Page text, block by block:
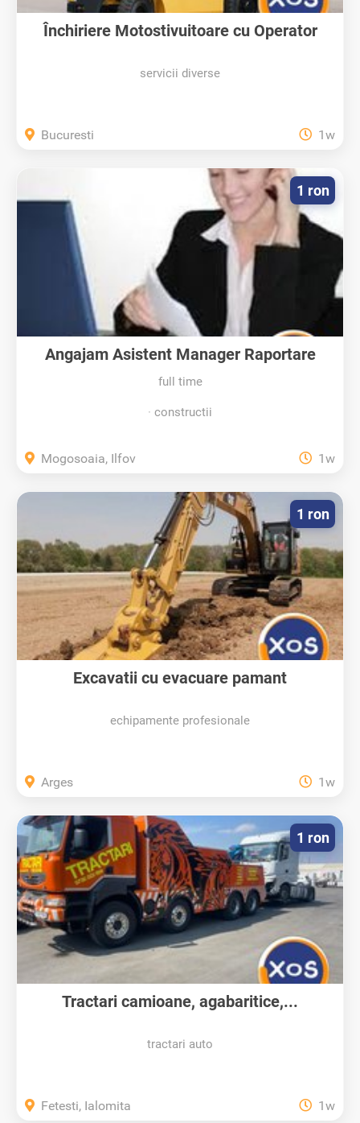
Închiriere Motostivuitoare cu Operator
servicii diverse
Bucuresti 1w
Angajam Asistent Manager Raportare
full time
constructii
1 ron
Mogosoaia, Ilfov 1w
Excavatii cu evacuare pamant
echipamente profesionale
1 ron
Arges 1w
Tractari camioane, agabaritice,...
tractari auto
1 ron
Fetesti, Ialomita 1w